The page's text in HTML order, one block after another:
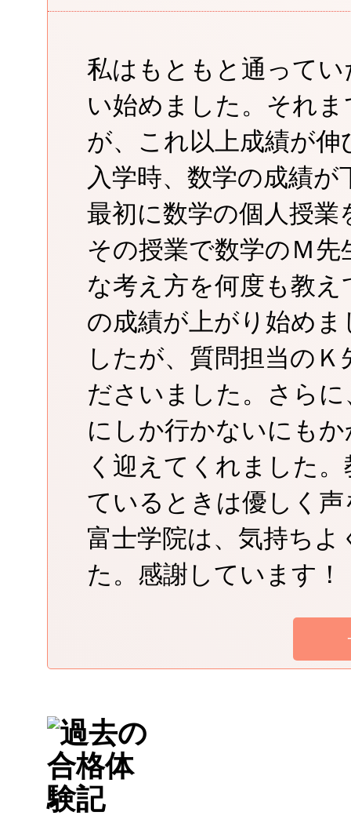
私はもともと通って
い始めました。それ
が、これ以上成績が
入学時、数学の成績
最初に数学の個人授
その授業で数学のＭ
な考え方を何度も教
の成績が上がり始め
したが、質問担当の
ださいました。さら
にしか行かないにも
く迎えてくれました
ているときは優しく
富士学院は、気持ち
た。感謝しています！